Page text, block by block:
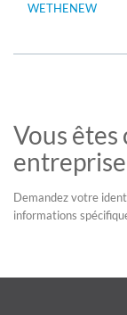
WETHENEW
Vous
Demandez votre
informations